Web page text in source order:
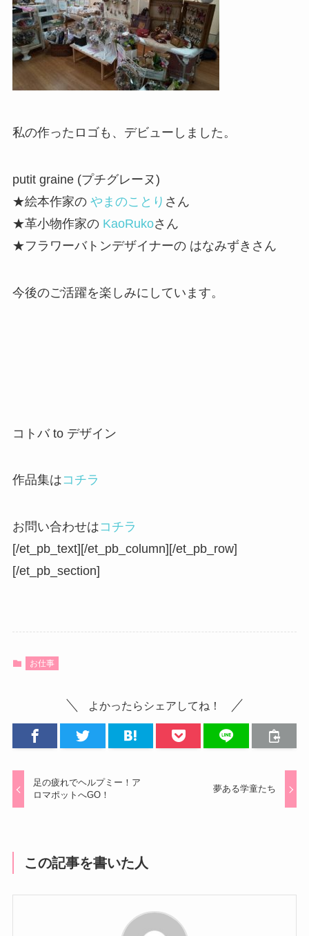
私の作ったロゴも、デビューしました。
putit graine (プチグレーヌ)
★絵本作家の やまのことり さん
★革小物作家の KaoRukoさん
★フラワーバトンデザイナーの はなみずきさん
今後のご活躍を楽しみにしています。
コトバ to デザイン
作品集はコチラ
お問い合わせはコチラ
[/et_pb_text][/et_pb_column][/et_pb_row]
[/et_pb_section]
お仕事
よかったらシェアしてね！
足の疲れでヘルプミー！ア
ロマポットへGO！
夢ある学童たち
この記事を書いた人